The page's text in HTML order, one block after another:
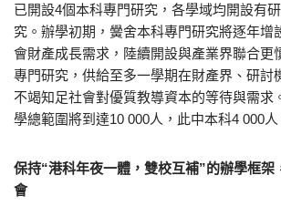
已開設4個本科專門研究，各學域均開設有
究。辦學初期，黌舍本科專門研究將逐年增
會財產成長需求，陸續開設與產業界聯合更
專門研究，供給至多一學期在財產界、研討
不竭知足社會對優質教導資本的等待與需求
學總範圍將到達10 000人，此中本科4 000人
保持“港科年夜一體，雙校互補”的辦學框架
會